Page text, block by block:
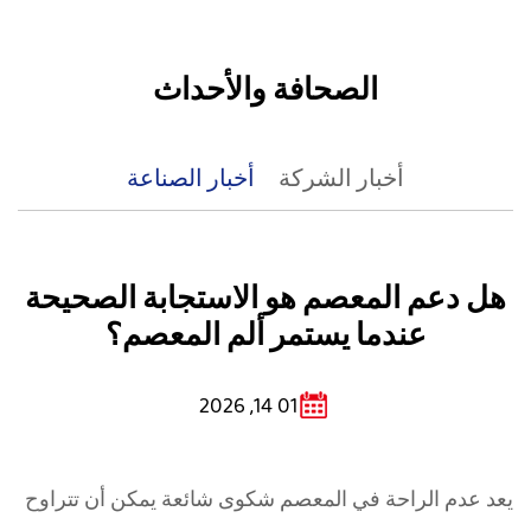
الصحافة والأحداث
أخبار الشركة أخبار الصناعة
هل دعم المعصم هو الاستجابة الصحيحة
عندما يستمر ألم المعصم؟
01 14, 2026
يعد عدم الراحة في المعصم شكوى شائعة يمكن أن تتراوح